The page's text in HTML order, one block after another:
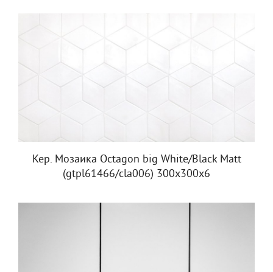
Кер. Мозаика Octagon big White/Black Matt
(gtpl61466/cla006) 300х300х6